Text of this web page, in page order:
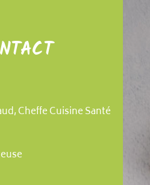
Cheffe Cuisine Santé